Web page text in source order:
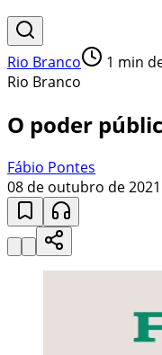
Rio Branco 1 min
Rio Branco
O poder
Fábio Pontes
08 de outubro de